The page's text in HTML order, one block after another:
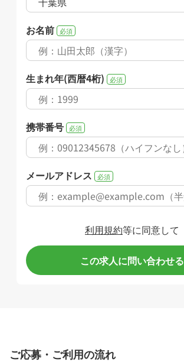
お名前 必須
生まれ年(西暦4桁) 必須
携帯番号 必須
メールアドレス 必須
利用規約等に同意して
この求人に問い合わせる
ご応募・ご利用の流れ